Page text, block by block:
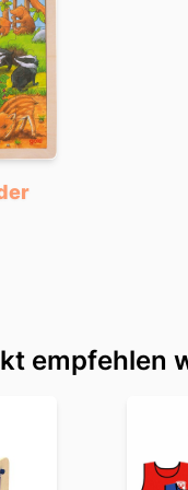
empfehlen